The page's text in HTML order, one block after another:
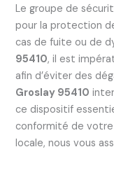
Le groupe de
pour la protection
cas de fuite ou de
95410, il est
afin d’éviter des
Groslay 95410
ce dispositif
conformité de
locale, nous vous